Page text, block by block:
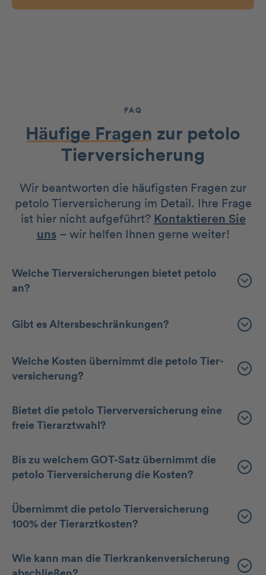
FAQ
Häufige Fragen zur petolo
Tierversicherung
Wir beantworten die häufigsten Fragen zur
petolo Tierversicherung im Detail. Ihre Frage
ist hier nicht aufgeführt? Kontaktieren Sie
uns– wir helfen Ihnen gerne weiter!
Welche Tierversicherungen bietet petolo
an?
Gibt es Altersbeschränkungen?
Welche Kosten übernimmt die petolo Tier­
versicherung?
Bietet die petolo Tierver­versicherung eine
freie Tierarztwahl?
Bis zu welchem GOT-Satz übernimmt die
petolo Tierversicherung die Kosten?
Übernimmt die petolo Tier­versicherung
100% der Tierarztkosten?
Wie kann man die Tier­kranken­versicherung